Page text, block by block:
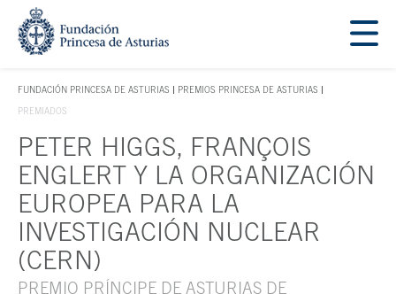
Saltar navegación. Ir directamente al contenido principal
FUNDACIÓN PRINCESA DE ASTURIAS
TECLA DE ACCESO 1
PREMIOS PRINCESA DE ASTURIAS
PREMIADOS
Contenido principal
PETER HIGGS, FRANÇOIS
ENGLERT Y LA ORGANIZACIÓN
EUROPEA PARA LA
INVESTIGACIÓN NUCLEAR
(CERN)
PREMIO PRÍNCIPE DE ASTURIAS DE